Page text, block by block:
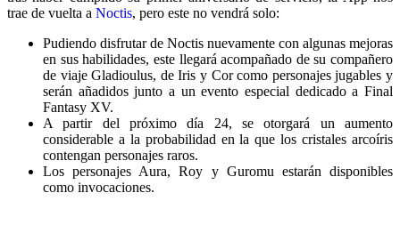
trae de vuelta a Noctis, pero este no vendrá solo:
Pudiendo disfrutar de Noctis nuevamente con algunas mejoras
en sus habilidades, este llegará acompañado de su compañero
de viaje Gladioulus, de Iris y Cor como personajes jugables y
serán añadidos junto a un evento especial dedicado a Final
Fantasy XV.
A partir del próximo día 24, se otorgará un aumento
considerable a la probabilidad en la que los cristales arcoíris
contengan personajes raros.
Los personajes Aura, Roy y Guromu estarán disponibles
como invocaciones.